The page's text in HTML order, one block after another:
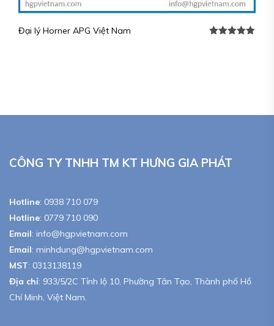
Đại lý Horner APG Việt Nam
CÔNG TY TNHH TM KT HƯNG GIA PHÁT
Hotline: 0938 710 079
Hotline: 0779 710 090
Email: info@hgpvietnam.com
Email: minhdung@hgpvietnam.com
MST: 0313138119
Địa chỉ: 933/5/2C Tỉnh lộ 10, Phường Tân Tạo, Thành phố Hồ
Chí Minh, Việt Nam.